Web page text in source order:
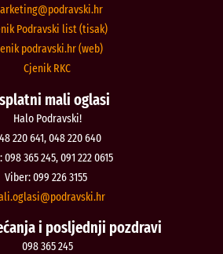
rh.iksvardop
Podravski list (tisak)
podravski.hr (web)
Cjenik RKC
mali oglasi
Halo Podravski!
220 641, 048 220 640
098 365 245, 091 222 0615
Viber: 099 226 3155
rh.iksvardop
i posljednji pozdravi
098 365 245